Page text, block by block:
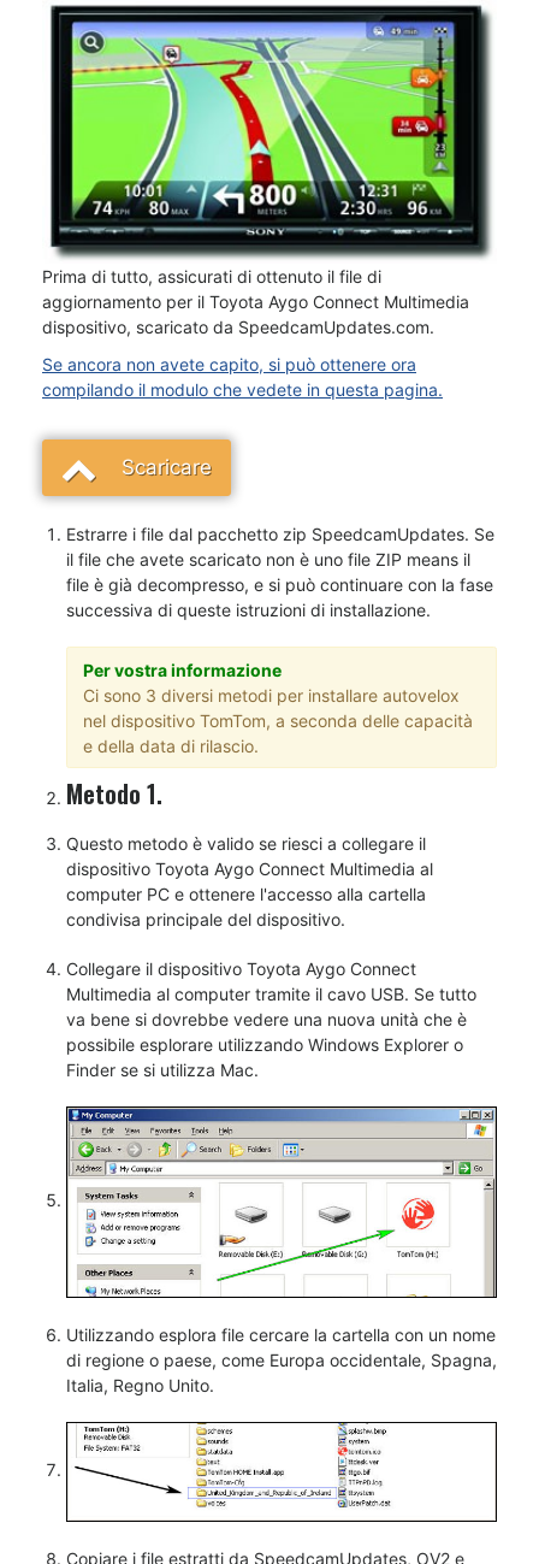
Prima di tutto, assicurati di ottenuto il file di
aggiornamento per il Toyota Aygo Connect Multimedia
dispositivo, scaricato da SpeedcamUpdates.com.
Se ancora non avete capito, si può ottenere ora
compilando il modulo che vedete in questa pagina.
Scaricare
Estrarre i file dal pacchetto zip SpeedcamUpdates. Se
il file che avete scaricato non è uno file ZIP means il
file è già decompresso, e si può continuare con la fase
successiva di queste istruzioni di installazione.
Per vostra informazione
Ci sono 3 diversi metodi per installare autovelox
nel dispositivo TomTom, a seconda delle capacità
e della data di rilascio.
Metodo 1.
Questo metodo è valido se riesci a collegare il
dispositivo Toyota Aygo Connect Multimedia al
computer PC e ottenere l'accesso alla cartella
condivisa principale del dispositivo.
Collegare il dispositivo Toyota Aygo Connect
Multimedia al computer tramite il cavo USB. Se tutto
va bene si dovrebbe vedere una nuova unità che è
possibile esplorare utilizzando Windows Explorer o
Finder se si utilizza Mac.
Utilizzando esplora file cercare la cartella con un nome
di regione o paese, come Europa occidentale, Spagna,
Italia, Regno Unito.
Copiare i file estratti da SpeedcamUpdates, OV2 e